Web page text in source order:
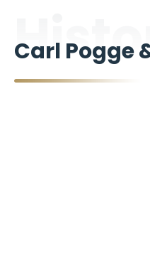
Carl Pogge